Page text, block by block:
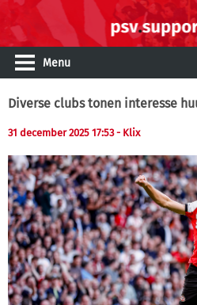
Menu
Diverse clubs tonen interesse
31 december 2025 17:53 - Klix